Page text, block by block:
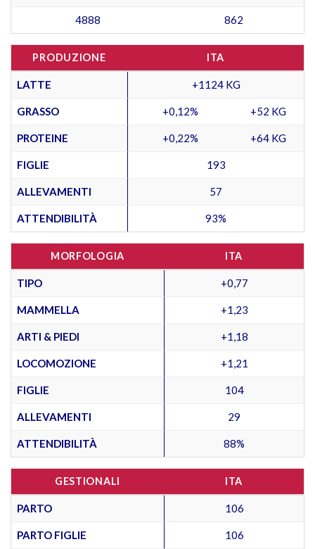
4888 862
PRODUZIONE ITA
LATTE +1124 KG
GRASSO +0,12% +52 KG
PROTEINE +0,22% +64 KG
FIGLIE 193
ALLEVAMENTI 57
ATTENDIBILITÀ 93%
MORFOLOGIA ITA
TIPO +0,77
MAMMELLA +1,23
ARTI & PIEDI +1,18
LOCOMOZIONE +1,21
FIGLIE 104
ALLEVAMENTI 29
ATTENDIBILITÀ 88%
GESTIONALI ITA
PARTO 106
PARTO FIGLIE 106